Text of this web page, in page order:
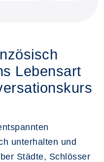
Lebensart
unterhalten und
Städte, Schlösser